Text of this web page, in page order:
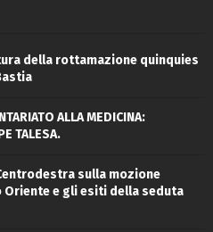
della rottamazione quinquies
ALLA MEDICINA:
TALESA.
sulla mozione
Oriente e gli esiti della seduta